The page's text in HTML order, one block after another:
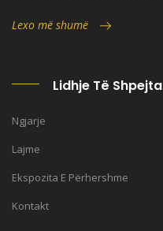
Lexo më shumë
Lidhje Të Shpejta
Ngjarje
Lajme
Ekspozita E Përhershme
Kontakt